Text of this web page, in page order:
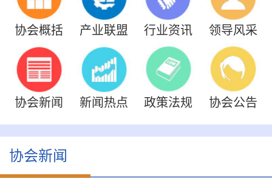
协会概括 产业联盟 行业资讯 领导风采
协会新闻 新闻热点 政策法规 协会公告
协会新闻